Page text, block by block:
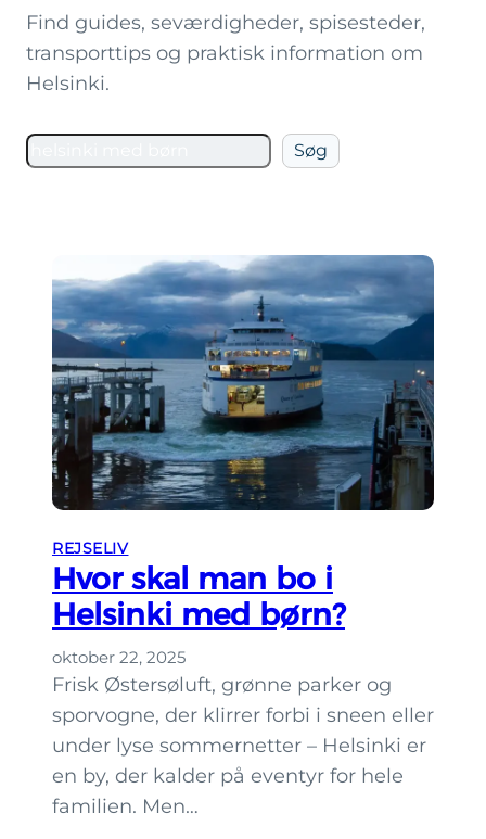
Find guides, seværdigheder, spisesteder,
transporttips og praktisk information om
Helsinki.
Søg
Søg
REJSELIV
Hvor skal man bo i
Helsinki med børn?
oktober 22, 2025
Frisk Østersø­luft, grønne parker og
sporvogne, der klirrer forbi i sneen eller
under lyse sommer­netter – Helsinki er
en by, der kalder på eventyr for hele
familien. Men…